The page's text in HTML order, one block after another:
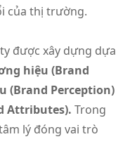
của thị trường.
được xây dựng dựa
hiệu (Brand
(Brand Perception)
Attributes). Trong
lý đóng vai trò